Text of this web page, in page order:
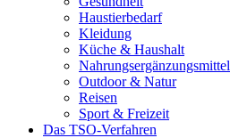
Haustierbedarf
Kleidung
Küche & Haushalt
Nahrungsergänzungsmittel
Outdoor & Natur
Reisen
Sport & Freizeit
Das TSO-Verfahren